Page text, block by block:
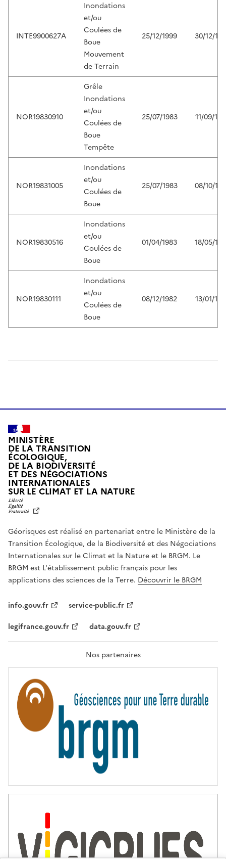
INTE9900627A
Inondations
et/ou
Coulées de
Boue
Mouvement
de Terrain
25/12/1999 30/12/
NOR19830910
Grêle
Inondations
et/ou
Coulées de
Boue
Tempête
25/07/1983 11/09/
NOR19831005
Inondations
et/ou
Coulées de
Boue
25/07/1983 08/10/
NOR19830516
Inondations
et/ou
Coulées de
Boue
01/04/1983 18/05/
NOR19830111
Inondations
et/ou
Coulées de
Boue
08/12/1982 13/01/
MINISTÈRE
DE LA TRANSITION
ÉCOLOGIQUE,
DE LA BIODIVERSITÉ
ET DES NÉGOCIATIONS
INTERNATIONALES
SUR LE CLIMAT ET LA NATUREL
T
É
,
É
G
A
L
F
A
T
R
T
É
Géorisques est réalisé en partenariat entre le Ministère de la
Transition Écologique, de la Biodiversité et des Négociations
Internationales sur le Climat et la Nature et le BRGM. Le
BRGM est L'établissement public français pour les
applications des sciences de la Terre. Découvrir le BRGM
info.gouv.fr
service-public.fr
legifrance.gouv.fr
data.gouv.fr
Nos partenaires